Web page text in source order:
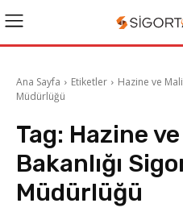
Ana Sayfa Etiketler
Hazine ve
Müdürlüğü
Tag: Hazine
Bakanlığı
Müdürlüğü